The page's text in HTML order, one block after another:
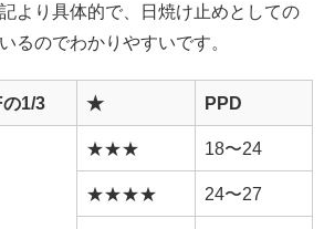
より具体的で、日焼け止めとしての
るのでわかりやすいです。
1/3 ★ PPD
★★★ 18〜24
★★★★ 24〜27